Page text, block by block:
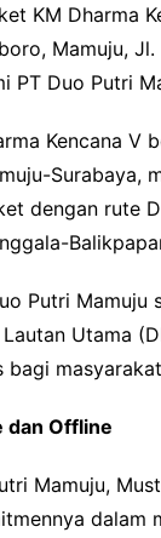
KM Dharma
Mamuju,
PT Duo Putri
Kencana V
Surabaya,
dengan rute
Putri Mamuju
Utama
bagi
dan Offline
Mamuju,
dalam